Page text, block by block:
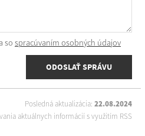
so spracúvaním osobných údajov
ODOSLAŤ SPRÁVU
Posledná aktualizácia: 22.08.2024
aktuálnych informácií s využitím RSS